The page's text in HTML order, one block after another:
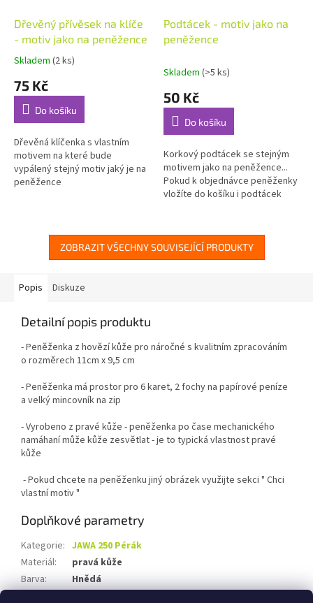
Dřevěný přívěsek na klíče
- motiv jako na peněžence
Průměrné
produktu
5,0
5
hvězdiček.
Skladem (2 ks)
75 Kč
Do košíku
Dřevěná klíčenka s vlastním
motivem na které bude
vypálený stejný motiv jaký je na
peněžence
Podtácek - motiv jako na
peněžence
Skladem (>5 ks)
50 Kč
Do košíku
Korkový podtácek se stejným
motivem jako na peněžence...
Pokud k objednávce peněženky
vložíte do košíku i podtácek
peněžence....
ZOBRAZIT VŠECHNY SOUVISEJÍCÍ PRODUKTY
Popis Diskuze
Detailní popis produktu
- Peněženka z hovězí kůže pro náročné s kvalitním zpracováním
o rozměrech 11cm x 9,5 cm
- Peněženka má prostor pro 6 karet, 2 fochy na papírové peníze
a velký mincovník na zip
- Vyrobeno z pravé kůže - peněženka po čase mechanického
namáhaní může kůže zesvětlat - je to typická vlastnost pravé
kůže
- Pokud chcete na peněženku jiný obrázek využijte sekci " Chci
vlastní motiv "
Doplňkové parametry
Kategorie: JAWA 250 Pérák
Materiál:
pravá kůže
Barva:
Hnědá